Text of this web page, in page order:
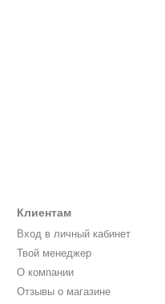
Клиентам
Вход в личный кабинет
Твой менеджер
О компании
Отзывы о магазине